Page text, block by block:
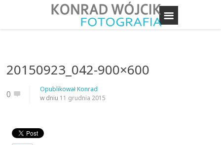
20150923_042-900×600
0 OpublikowałKonrad
w dniu 11 grudnia 2015